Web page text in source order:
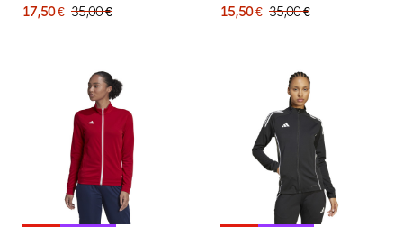
17,50 € 35,00 €
15,50 € 35,00 €